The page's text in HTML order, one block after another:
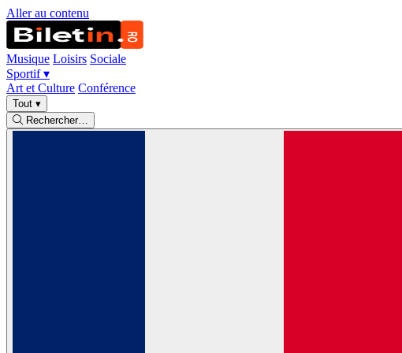
Aller au contenu
Musique Loisirs Sociale
Sportif▾
Art et Culture Conférence
Tout ▾
Rechercher…